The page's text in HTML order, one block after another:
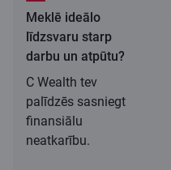
Meklē ideālo
līdzsvaru starp
darbu un atpūtu?
C Wealth tev
palīdzēs sasniegt
finansiālu
neatkarību.